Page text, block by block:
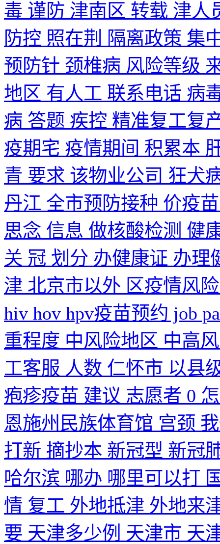
毒 谨防 津南区 转载 津人
防控 照在荆 隔离政策 集
预防针 颈椎病 风险等级
地区 有人工 联系电话 病
病 答题 疾控 精准复工复
疫期宅 疫情期间 积累本
青 要求 该物业公司 狂犬
丹江 全市预防接种 价疫
思念 信息 做核酸检测 健
关 冠 划分 办健康证 办理
津 北京市以外 区疫情风
hiv hov hpv疫苗预约 job
重程度 中风险地区 中高
工客服 人数 仁怀市 以县
疱疹疫苗 建议 志愿者 0
恩施州民族体育馆 宫颈
打新 摘抄本 新冠型 新冠
哈尔滨 哪办 哪里可以打
情 复工 外地抵津 外地来
要 天津多少例 天津市 天